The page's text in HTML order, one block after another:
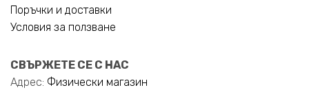
Поръчки и доставки
Условия за ползване
СВЪРЖЕТЕ СЕ С НАС
Адрес: Физически магазин